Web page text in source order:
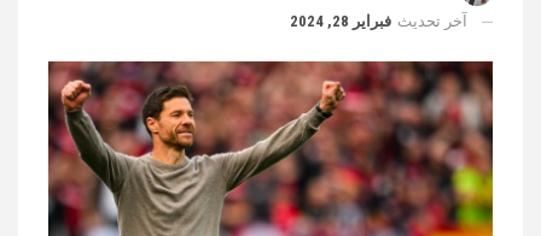
آخر تحديث فبراير 28, 2024